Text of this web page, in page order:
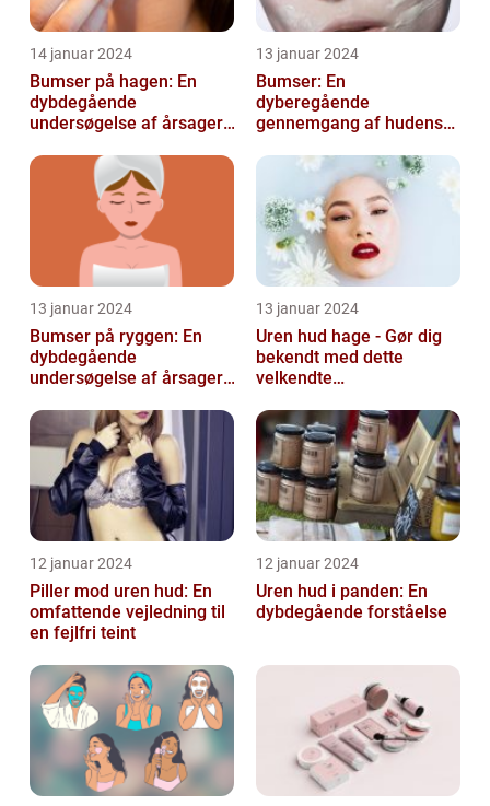
14 januar 2024
Bumser på hagen: En
dybdegående
undersøgelse af årsager,
forebyggelse
13 januar 2024
Bumser: En
dyberegående
gennemgang af hudens
13 januar 2024
Bumser på ryggen: En
dybdegående
undersøgelse af årsager,
forebyggelse
13 januar 2024
Uren hud hage - Gør dig
bekendt med dette
velkendte
12 januar 2024
Piller mod uren hud: En
omfattende vejledning til
en fejlfri teint
12 januar 2024
Uren hud i panden: En
dybdegående forståelse